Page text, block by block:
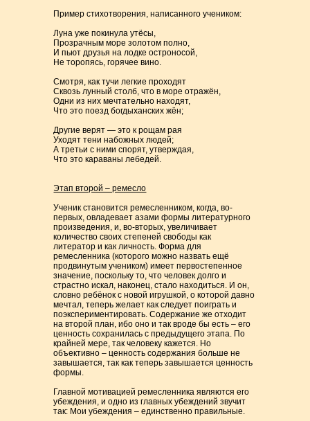
Пример стихотворения, написанного учеником:
Луна уже покинула утёсы,
Прозрачным море золотом полно,
И пьют друзья на лодке остроносой,
Не торопясь, горячее вино.
Смотря, как тучи легкие проходят
Сквозь лунный столб, что в море отражён,
Одни из них мечтательно находят,
Что это поезд богдыханских жён;
Другие верят — это к рощам рая
Уходят тени набожных людей;
А третьи с ними спорят, утверждая,
Что это караваны лебедей.
Этап второй – ремесло
Ученик становится ремесленником, когда, во-
первых, овладевает азами формы литературного
произведения, и, во-вторых, увеличивает
количество своих степеней свободы как
литератор и как личность. Форма для
ремесленника (которого можно назвать ещё
продвинутым учеником) имеет первостепенное
значение, поскольку то, что человек долго и
страстно искал, наконец, стало находиться. И он,
словно ребёнок с новой игрушкой, о которой давно
мечтал, теперь желает как следует поиграть и
поэкспериментировать. Содержание же отходит
на второй план, ибо оно и так вроде бы есть – его
ценность сохранилась с предыдущего этапа. По
крайней мере, так человеку кажется. Но
объективно – ценность содержания больше не
завышается, так как теперь завышается ценность
формы.
Главной мотивацией ремесленника являются его
убеждения, и одно из главных убеждений звучит
так: Мои убеждения – единственно правильные.